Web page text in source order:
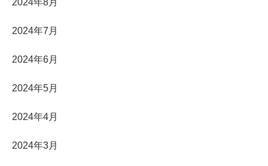
2024年8月
2024年7月
2024年6月
2024年5月
2024年4月
2024年3月